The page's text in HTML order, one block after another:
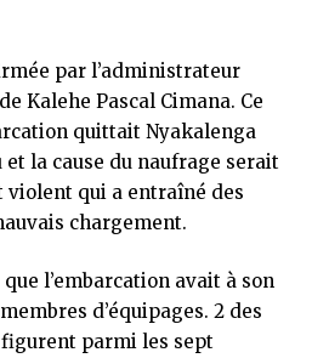
par l’administrateur
Kalehe Pascal Cimana. Ce
quittait Nyakalenga
la cause du naufrage serait
violent qui a entraîné des
chargement.
l’embarcation avait à son
d’équipages. 2 des
figurent parmi les sept